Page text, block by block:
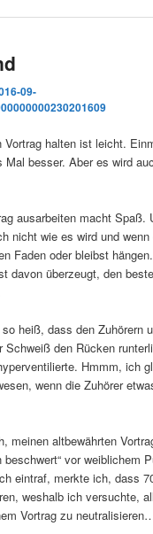
09-
Vortrag halten ist leicht.
Mal besser. Aber es wird
ausarbeiten macht Spaß.
nicht wie es wird und
Faden oder bleibst hängen.
davon überzeugt, den
heiß, dass den Zuhörern
Schweiß den Rücken
Hmmm, ich
wenn die Zuhörer
meinen altbewährten
vor weiblichem
eintraf, merkte ich, dass
weshalb ich versuchte,
Vortrag zu